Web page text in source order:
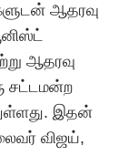
ஆதரவு
ஆதரவு
சட்டமன்ற
இதன்
விஜய்,